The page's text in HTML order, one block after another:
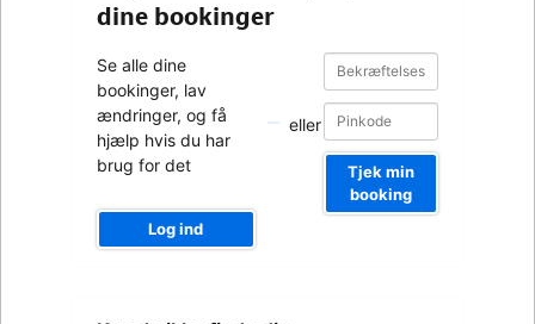
dine bookinger
Se alle dine
bookinger, lav
ændringer, og få
hjælp hvis du har
brug for det
Log ind
eller
Bekræftelsesnummer
Bekræftelsesnummer
Tjek min
booking